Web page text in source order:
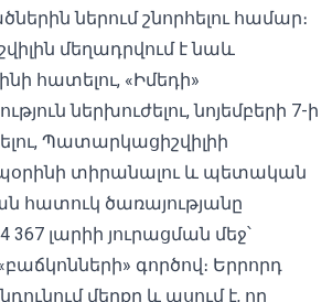
ներում շնորհելու համար։
մեղադրվում է նաև
հատելու, «Իմեդի»
ներխուժելու, նոյեմբերի 7-ի
Պատարկացիշվիլիի
տիրանալու և պետական
հատուկ ծառայությանը
լարիի յուրացման մեջ՝
գործով։ Երրորդ
մեղքը և ասում է, որ